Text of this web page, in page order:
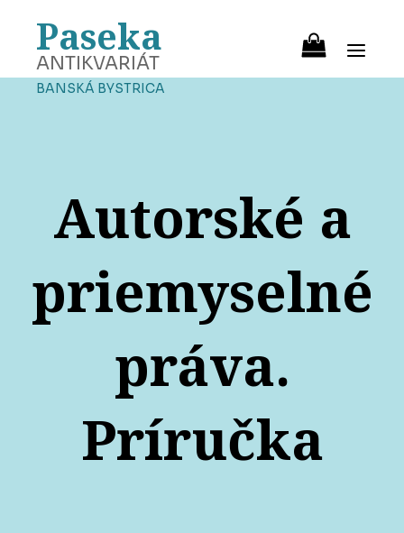
Paseka
ANTIKVARIÁT
BANSKÁ BYSTRICA
Autorské a
priemyselné
práva.
Príručka